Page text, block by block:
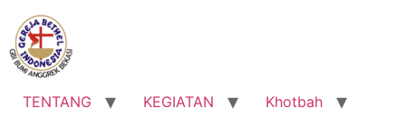
Lewati
ke
konten
TENTANG KEGIATAN
Khotbah